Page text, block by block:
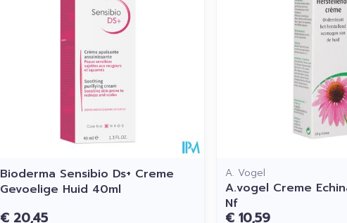
Bioderma Sensibio Ds+ Creme
Gevoelige Huid 40ml
€ 20,45
A. Vogel
A.vogel Creme
Nf
€ 10,59